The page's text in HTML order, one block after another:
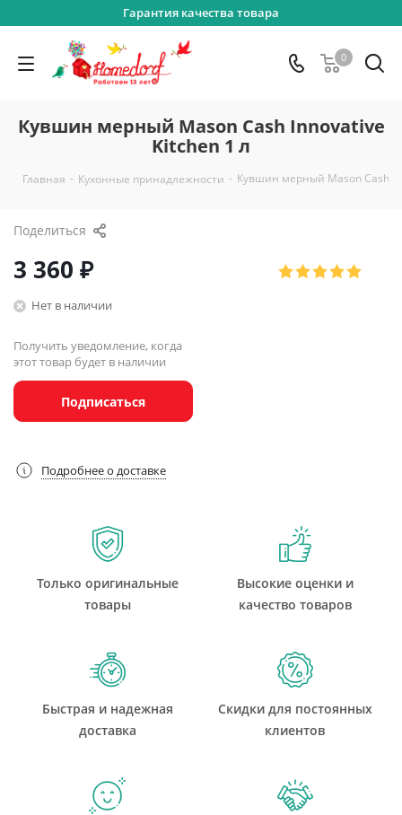
Гарантия качества товара
0
Кувшин мерный Mason Cash Innovative
Kitchen 1 л
Главная - Кухонные принадлежности - Кувшин мерный Mason Cash
Поделиться
3 360 ₽
Нет в наличии
Получить уведомление, когда
этот товар будет в наличии
Подписаться
Подробнее о доставке
Только оригинальные
товары
Высокие оценки и
качество товаров
Быстрая и надежная
доставка
Скидки для постоянных
клиентов